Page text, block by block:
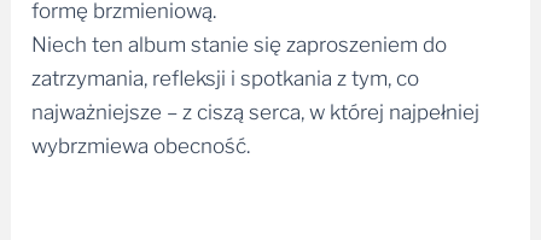
formę brzmieniową.
Niech ten album stanie się zaproszeniem do
zatrzymania, refleksji i spotkania z tym, co
najważniejsze – z ciszą serca, w której najpełniej
wybrzmiewa obecność.